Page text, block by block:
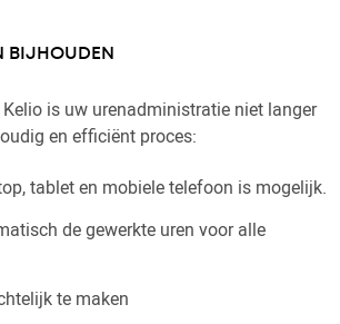
BIJHOUDEN
is uw urenadministratie niet langer
en efficiënt proces:
tablet en mobiele telefoon is mogelijk.
de gewerkte uren voor alle
te maken